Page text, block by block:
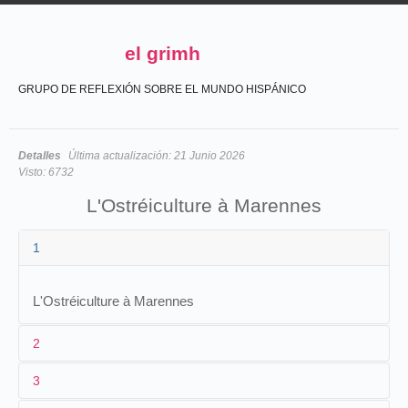
el grimh
GRUPO DE REFLEXIÓN SOBRE EL MUNDO HISPÁNICO
Detalles Última actualización: 21 Junio 2026
Visto: 6732
L'Ostréiculture à Marennes
1
L'Ostréiculture à Marennes
2
1
3